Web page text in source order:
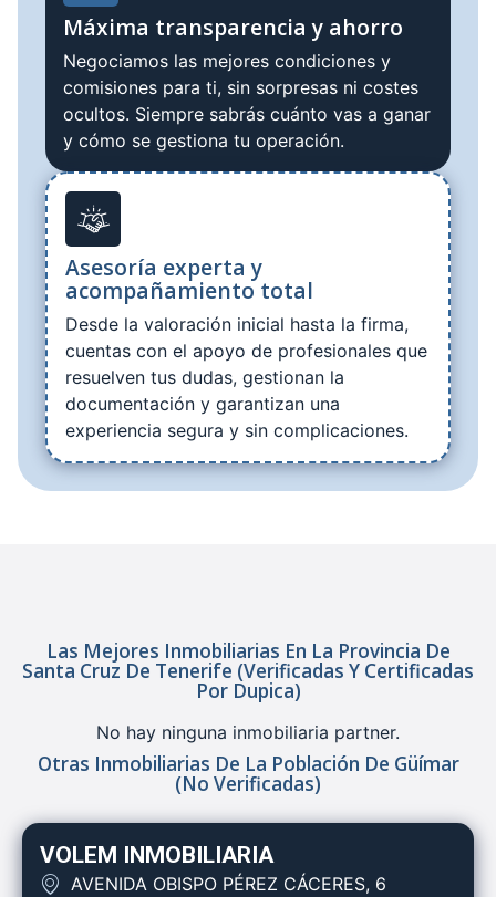
Máxima transparencia y ahorro
Negociamos las mejores condiciones y
comisiones para ti, sin sorpresas ni costes
ocultos. Siempre sabrás cuánto vas a ganar
y cómo se gestiona tu operación.
Asesoría experta y
acompañamiento total
Desde la valoración inicial hasta la firma,
cuentas con el apoyo de profesionales que
resuelven tus dudas, gestionan la
documentación y garantizan una
experiencia segura y sin complicaciones.
Las Mejores Inmobiliarias En La Provincia De
Santa Cruz De Tenerife (verificadas Y Certificadas
Por Dupica)
No hay ninguna inmobiliaria partner.
Otras Inmobiliarias De La Población De Güímar
(no Verificadas)
VOLEM INMOBILIARIA
AVENIDA OBISPO PÉREZ CÁCERES, 6